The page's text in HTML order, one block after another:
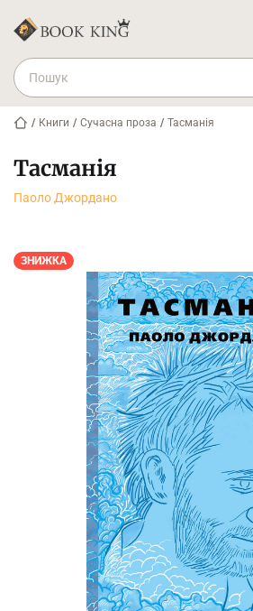
/ Книги / Сучасна проза / Тасманія
Тасманія
Паоло Джордано
ЗНИЖКА